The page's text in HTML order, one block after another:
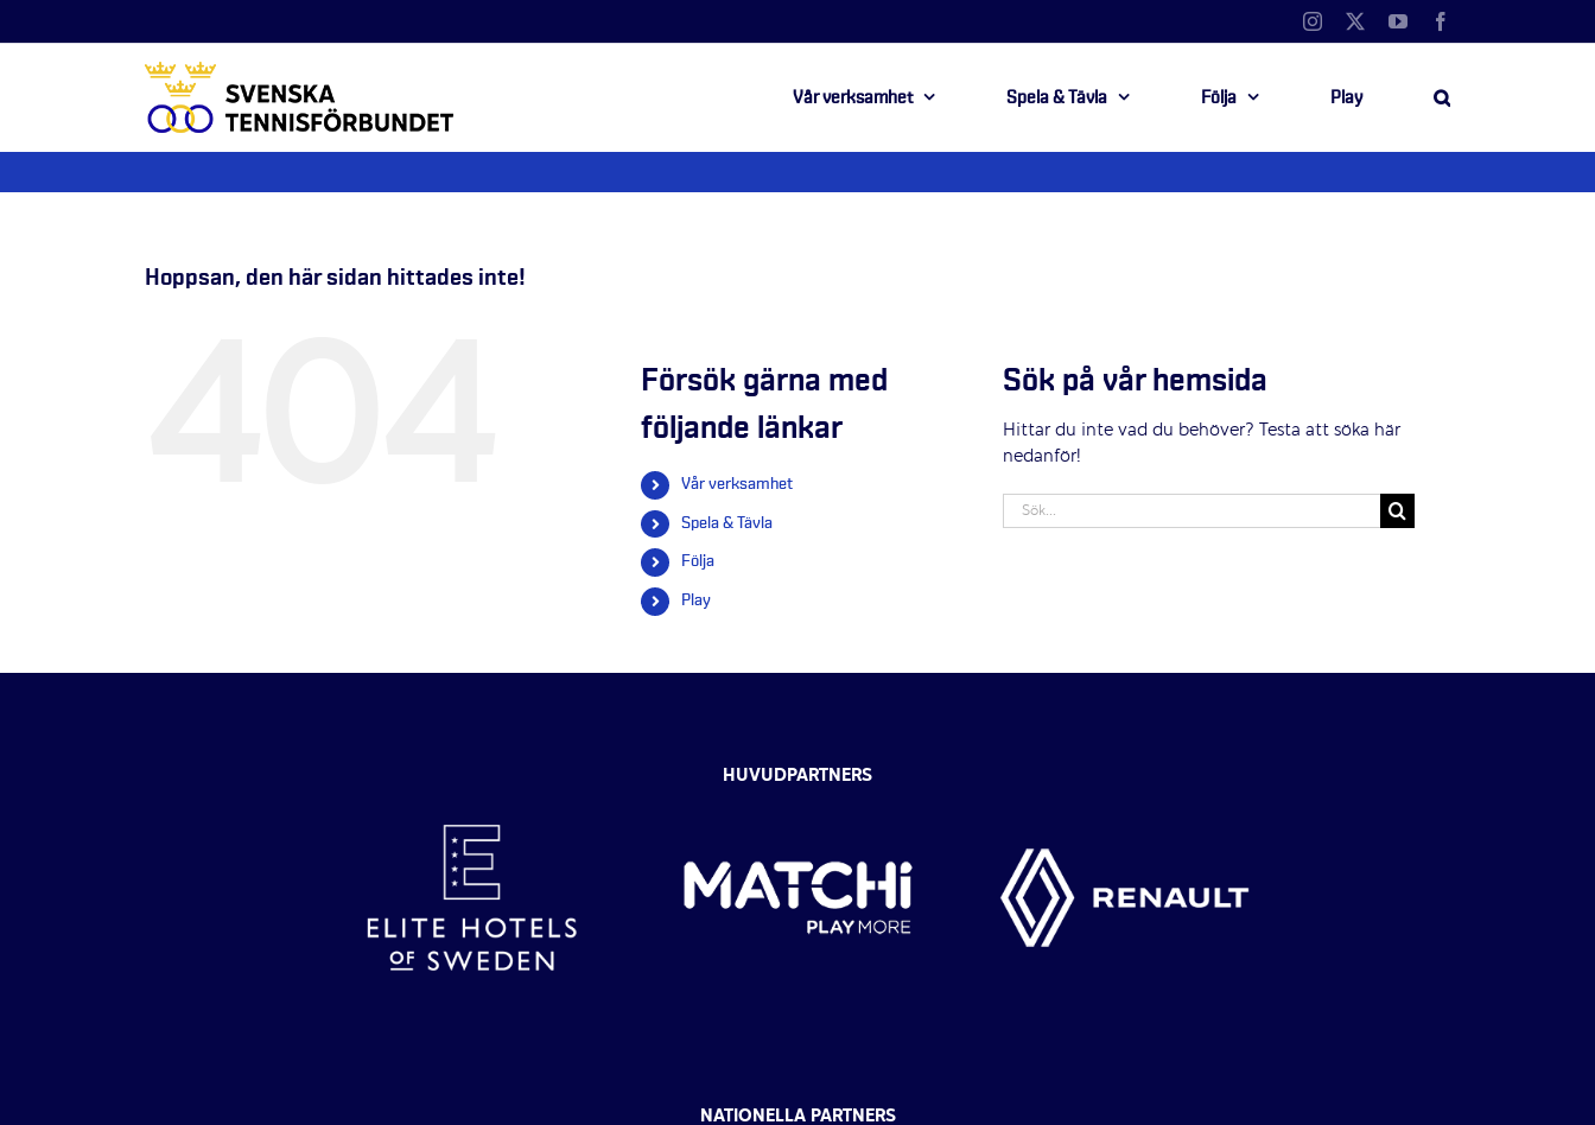
till
Instagram YouTube
Vår verksamhet Spela & Tävla Följa Play
Hoppsan, den här sidan hittades inte!
Försök gärna med
följande länkar
Vår verksamhet
Spela & Tävla
Följa
Play
Sök på vår hemsida
Hittar du inte vad du behöver? Testa att söka här
nedanför!
Sök
efter:
HUVUDPARTNERS
NATIONELLA PARTNERS